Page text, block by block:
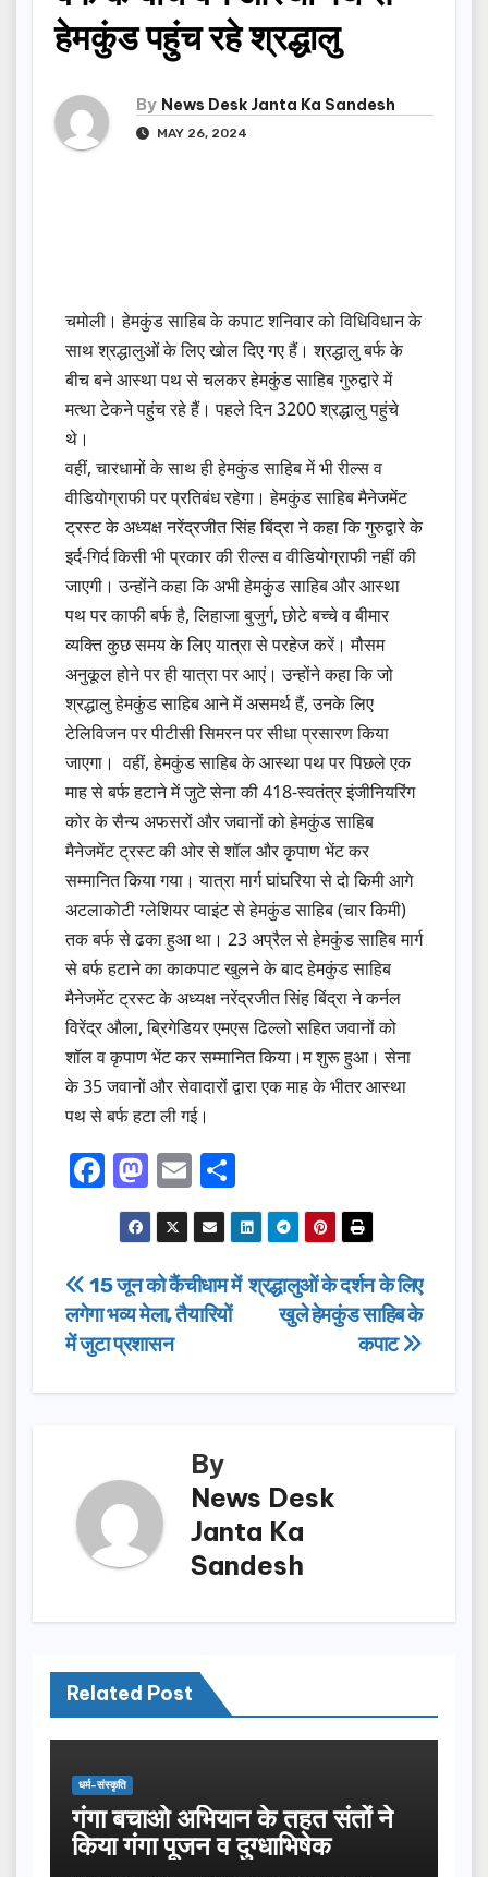
हेमकुंड पहुंच रहे श्रद्धालु
By News Desk Janta Ka Sandesh
MAY 26, 2024
चमोली। हेमकुंड साहिब के कपाट शनिवार को विधिविधान के
साथ श्रद्धालुओं के लिए खोल दिए गए हैं। श्रद्धालु बर्फ के
बीच बने आस्था पथ से चलकर हेमकुंड साहिब गुरुद्वारे में
मत्था टेकने पहुंच रहे हैं। पहले दिन 3200 श्रद्धालु पहुंचे
थे।
वहीं, चारधामों के साथ ही हेमकुंड साहिब में भी रील्स व
वीडियोग्राफी पर प्रतिबंध रहेगा। हेमकुंड साहिब मैनेजमेंट
ट्रस्ट के अध्यक्ष नरेंद्रजीत सिंह बिंद्रा ने कहा कि गुरुद्वारे के
इर्द-गिर्द किसी भी प्रकार की रील्स व वीडियोग्राफी नहीं की
जाएगी। उन्होंने कहा कि अभी हेमकुंड साहिब और आस्था
पथ पर काफी बर्फ है, लिहाजा बुजुर्ग, छोटे बच्चे व बीमार
व्यक्ति कुछ समय के लिए यात्रा से परहेज करें। मौसम
अनुकूल होने पर ही यात्रा पर आएं। उन्होंने कहा कि जो
श्रद्धालु हेमकुंड साहिब आने में असमर्थ हैं, उनके लिए
टेलिविजन पर पीटीसी सिमरन पर सीधा प्रसारण किया
जाएगा। वहीं, हेमकुंड साहिब के आस्था पथ पर पिछले एक
माह से बर्फ हटाने में जुटे सेना की 418-स्वतंत्र इंजीनियरिंग
कोर के सैन्य अफसरों और जवानों को हेमकुंड साहिब
मैनेजमेंट ट्रस्ट की ओर से शॉल और कृपाण भेंट कर
सम्मानित किया गया। यात्रा मार्ग घांघरिया से दो किमी आगे
अटलाकोटी ग्लेशियर प्वाइंट से हेमकुंड साहिब (चार किमी)
तक बर्फ से ढका हुआ था। 23 अप्रैल से हेमकुंड साहिब मार्ग
से बर्फ हटाने का काकपाट खुलने के बाद हेमकुंड साहिब
मैनेजमेंट ट्रस्ट के अध्यक्ष नरेंद्रजीत सिंह बिंद्रा ने कर्नल
विरेंद्र औला, ब्रिगेडियर एमएस ढिल्लो सहित जवानों को
शॉल व कृपाण भेंट कर सम्मानित किया।म शुरू हुआ। सेना
के 35 जवानों और सेवादारों द्वारा एक माह के भीतर आस्था
पथ से बर्फ हटा ली गई।
F
a
c
e
b
o
M
a
st
o
d
o
E
m
ail
h
ar
e
Post
navigation
श्रद्धालुओं के दर्शन के लिए
खुले हेमकुंड साहिब के
कपाट
15 जून को कैंचीधाम में
लगेगा भव्य मेला, तैयारियों
में जुटा प्रशासन
By
News Desk
Janta Ka
Sandesh
Related Post
धर्म-संस्कृति
गंगा बचाओ अभियान के तहत संतों ने
किया गंगा पूजन व दुग्धाभिषेक